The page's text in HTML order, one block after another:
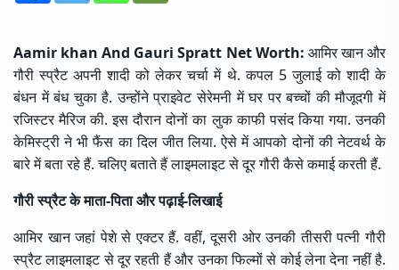
Aamir khan And Gauri Spratt Net Worth: आमिर खान और
गौरी स्प्रैट अपनी शादी को लेकर चर्चा में थे. कपल 5 जुलाई को शादी के
बंधन में बंध चुका है. उन्होंने प्राइवेट सेरेमनी में घर पर बच्चों की मौजूदगी में
रजिस्टर मैरिज की. इस दौरान दोनों का लुक काफी पसंद किया गया. उनकी
केमिस्ट्री ने भी फैंस का दिल जीत लिया. ऐसे में आपको दोनों की नेटवर्थ के
बारे में बता रहे हैं. चलिए बताते हैं लाइमलाइट से दूर गौरी कैसे कमाई करती हैं.
गौरी स्प्रैट के माता-पिता और पढ़ाई-लिखाई
आमिर खान जहां पेशे से एक्टर हैं. वहीं, दूसरी ओर उनकी तीसरी पत्नी गौरी
स्प्रैट लाइमलाइट से दूर रहती हैं और उनका फिल्मों से कोई लेना देना नहीं है.